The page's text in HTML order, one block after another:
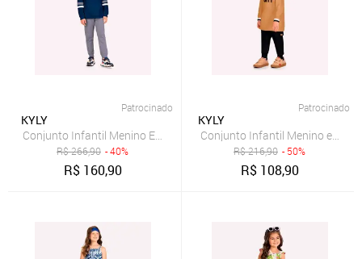
Patrocinado
KYLY
Conjunto Infantil Menino Estampa Kyly
R$266,90 - 40%
R$ 160,90
Patrocinado
KYLY
Conjunto Infantil Menino em
R$216,90 - 50%
R$ 108,90